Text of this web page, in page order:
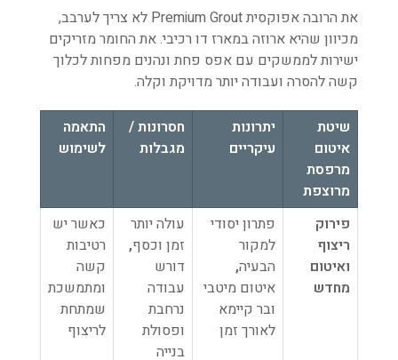
את הרובה אפוקסית Premium Grout לא צריך לערבב,
מכיוון שהיא ארוזה במארז דו רכיבי. את החומר מזריקים
ישירות לממשקים עם אפס פחת ונהנים מפחות לכלוך
קשה להסרה ועבודה יותר מדויקת וקלה.
שיטת
איטום
מרפסת
מרוצפת
יתרונות
עיקריים
חסרונות /
מגבלות
התאמה
לשימוש
פירוק
ריצוף
ואיטום
מחדש
פתרון יסודי
למקור
הבעיה,
איטום מיטבי
ובר קיימא
לאורך זמן
עולה יותר
זמן וכסף,
דורש
עבודה
נרחבת
ופסולת
בנייה
כאשר יש
רטיבות
קשה
ומתמשכת
שמתחת
לריצוף